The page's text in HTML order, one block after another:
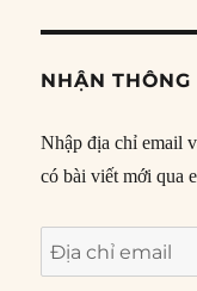
NHẬN
Nhập địa chỉ email
có bài viết mới qua
Địa
chỉ